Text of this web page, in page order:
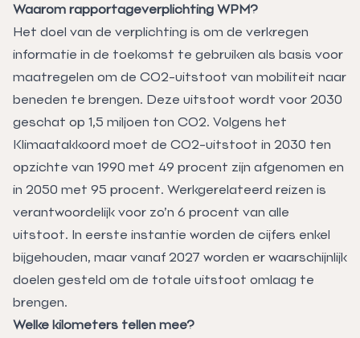
Waarom rapportageverplichting WPM?
Het doel van de verplichting is om de verkregen
informatie in de toekomst te gebruiken als basis voor
maatregelen om de CO2-uitstoot van mobiliteit naar
beneden te brengen. Deze uitstoot wordt voor 2030
geschat op 1,5 miljoen ton CO2. Volgens het
Klimaatakkoord moet de CO2-uitstoot in 2030 ten
opzichte van 1990 met 49 procent zijn afgenomen en
in 2050 met 95 procent. Werkgerelateerd reizen is
verantwoordelijk voor zo’n 6 procent van alle
uitstoot. In eerste instantie worden de cijfers enkel
bijgehouden, maar vanaf 2027 worden er waarschijnlijk
doelen gesteld om de totale uitstoot omlaag te
brengen.
Welke kilometers tellen mee?